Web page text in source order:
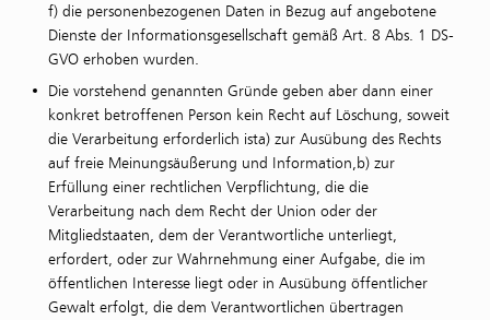
f) die personenbezogenen Daten in Bezug auf angebotene
Dienste der Informationsgesellschaft gemäß Art. 8 Abs. 1 DS-
GVO erhoben wurden.
Die vorstehend genannten Gründe geben aber dann einer
konkret betroffenen Person kein Recht auf Löschung, soweit
die Verarbeitung erforderlich ista) zur Ausübung des Rechts
auf freie Meinungsäußerung und Information,b) zur
Erfüllung einer rechtlichen Verpflichtung, die die
Verarbeitung nach dem Recht der Union oder der
Mitgliedstaaten, dem der Verantwortliche unterliegt,
erfordert, oder zur Wahrnehmung einer Aufgabe, die im
öffentlichen Interesse liegt oder in Ausübung öffentlicher
Gewalt erfolgt, die dem Verantwortlichen übertragen